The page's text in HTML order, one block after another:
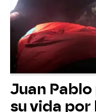
Juan
su vida por